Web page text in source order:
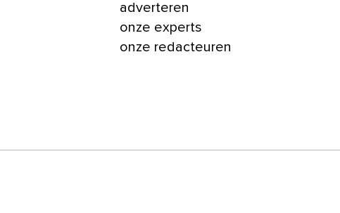
adverteren
onze experts
onze redacteuren